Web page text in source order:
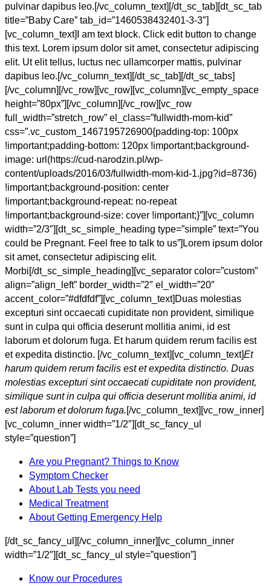
pulvinar dapibus leo.[/vc_column_text][/dt_sc_tab][dt_sc_tab
title=”Baby Care” tab_id=”1460538432401-3-3″]
[vc_column_text]I am text block. Click edit button to change
this text. Lorem ipsum dolor sit amet, consectetur adipiscing
elit. Ut elit tellus, luctus nec ullamcorper mattis, pulvinar
dapibus leo.[/vc_column_text][/dt_sc_tab][/dt_sc_tabs]
[/vc_column][/vc_row][vc_row][vc_column][vc_empty_space
height=”80px”][/vc_column][/vc_row][vc_row
full_width=”stretch_row” el_class=”fullwidth-mom-kid”
css=”.vc_custom_1467195726900{padding-top: 100px
!important;padding-bottom: 120px !important;background-
image: url(https://cud-narodzin.pl/wp-
content/uploads/2016/03/fullwidth-mom-kid-1.jpg?id=8736)
!important;background-position: center
!important;background-repeat: no-repeat
!important;background-size: cover !important;}”][vc_column
width=”2/3″][dt_sc_simple_heading type=”simple” text=”You
could be Pregnant. Feel free to talk to us”]Lorem ipsum dolor
sit amet, consectetur adipiscing elit.
Morbi[/dt_sc_simple_heading][vc_separator color=”custom”
align=”align_left” border_width=”2″ el_width=”20″
accent_color=”#dfdfdf”][vc_column_text]Duas molestias
excepturi sint occaecati cupiditate non provident, similique
sunt in culpa qui officia deserunt mollitia animi, id est
laborum et dolorum fuga. Et harum quidem rerum facilis est
et expedita distinctio. [/vc_column_text][vc_column_text]Et
harum quidem rerum facilis est et expedita distinctio. Duas
molestias excepturi sint occaecati cupiditate non provident,
similique sunt in culpa qui officia deserunt mollitia animi, id
est laborum et dolorum fuga.[/vc_column_text][vc_row_inner]
[vc_column_inner width=”1/2″][dt_sc_fancy_ul
style=”question”]
Are you Pregnant? Things to Know
Symptom Checker
About Lab Tests you need
Medical Treatment
About Getting Emergency Help
[/dt_sc_fancy_ul][/vc_column_inner][vc_column_inner
width=”1/2″][dt_sc_fancy_ul style=”question”]
Know our Procedures